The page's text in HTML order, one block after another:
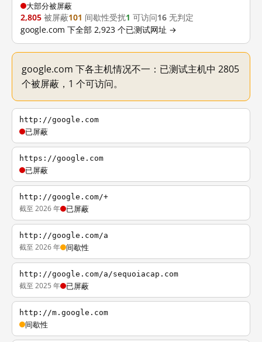
大部分被屏蔽
2,805 被屏蔽101 间歇性受扰1 可访问16 无判定
google.com 下全部 2,923 个已测试网址 →
google.com 下各主机情况不一：已测试主机中 2805
个被屏蔽，1 个可访问。
http://google.com
已屏蔽
https://google.com
已屏蔽
http://google.com/+
截至 2026 年 已屏蔽
http://google.com/a
截至 2026 年 间歇性
http://google.com/a/sequoiacap.com
截至 2025 年 已屏蔽
http://m.google.com
间歇性